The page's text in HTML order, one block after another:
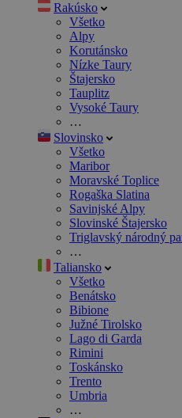
Rakúsko
Všetko
Alpy
Korutánsko
Nízke Taury
Štajersko
Tauplitz
Vysoké Taury
…
Slovinsko
Všetko
Maribor
Moravské Toplice
Rogaška Slatina
Savinjské Alpy
Slovinské Štajersko
Triglavský národný
…
Taliansko
Všetko
Benátsko
Bibione
Južné Tirolsko
Lago di Garda
Rimini
Toskánsko
Trento
Umbria
…